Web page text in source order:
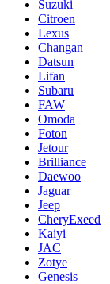
Suzuki
Citroen
Lexus
Changan
Datsun
Lifan
Subaru
FAW
Omoda
Foton
Jetour
Brilliance
Daewoo
Jaguar
Jeep
CheryExeed
Kaiyi
JAC
Zotye
Genesis